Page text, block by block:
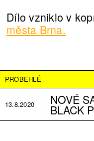
Dílo vzniklo v
města Brna.
PROBĚHLÉ
13.8.2020 NOVÉ
BLACK